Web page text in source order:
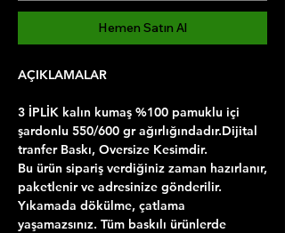
Hemen Satın Al
AÇIKLAMALAR
3 İPLİK kalın kumaş %100 pamuklu içi
şardonlu 550/600 gr ağırlığındadır.Dijital
tranfer Baskı, Oversize Kesimdir.
Bu ürün sipariş verdiğiniz zaman hazırlanır,
paketlenir ve adresinize gönderilir.
Yıkamada dökülme, çatlama
yaşamazsınız. Tüm baskılı ürünlerde